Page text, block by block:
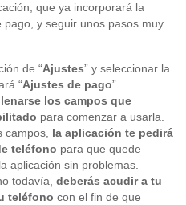
que ya incorporará la
y seguir unos pasos muy
de “Ajustes” y seleccionar la
“Ajustes de pago”.
los campos que
para comenzar a usarla.
campos, la aplicación te pedirá
teléfono para que quede
aplicación sin problemas.
todavía, deberás acudir a tu
teléfono con el fin de que